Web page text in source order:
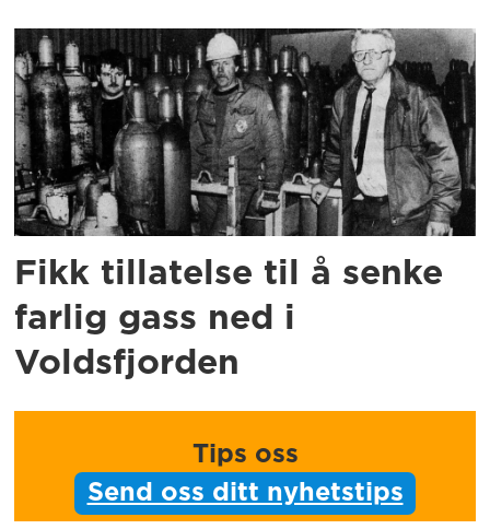
Fikk tillatelse til å senke
farlig gass ned i
Voldsfjorden
Tips oss
Send oss ditt nyhetstips